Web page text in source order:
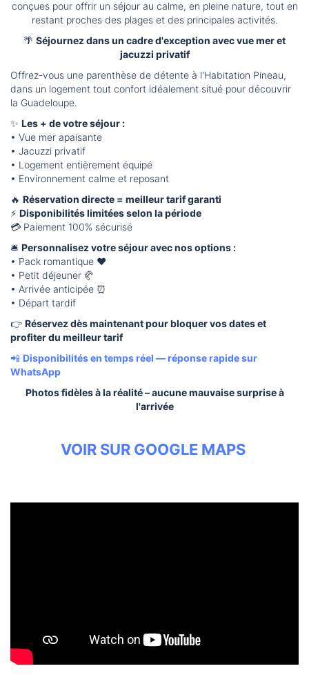
conçues pour offrir un séjour au calme, en pleine nature, tout en
restant proches des plages et des principales activités.
🌴 Séjournez dans un cadre d'exception avec vue mer et
jacuzzi privatif
Offrez-vous une parenthèse de détente à l'Habitation Pineau,
dans un logement tout confort idéalement situé pour découvrir
la Guadeloupe.
✨ Les + de votre séjour :
• Vue mer apaisante
• Jacuzzi privatif
• Logement entièrement équipé
• Environnement calme et reposant
🔥 Réservation directe = meilleur tarif garanti
⚡ Disponibilités limitées selon la période
💳 Paiement 100% sécurisé
🛎️ Personnalisez votre séjour avec nos options :
• Pack romantique ❤️
• Petit déjeuner 🥐
• Arrivée anticipée ⏰
• Départ tardif
👉 Réservez dès maintenant pour bloquer vos dates et
profiter du meilleur tarif
📲 Disponibilités en temps réel — réponse rapide sur
WhatsApp
Photos fidèles à la réalité – aucune mauvaise surprise à
l'arrivée
VOIR SUR GOOGLE MAPS